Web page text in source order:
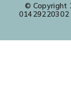
© Copyright
01429220302